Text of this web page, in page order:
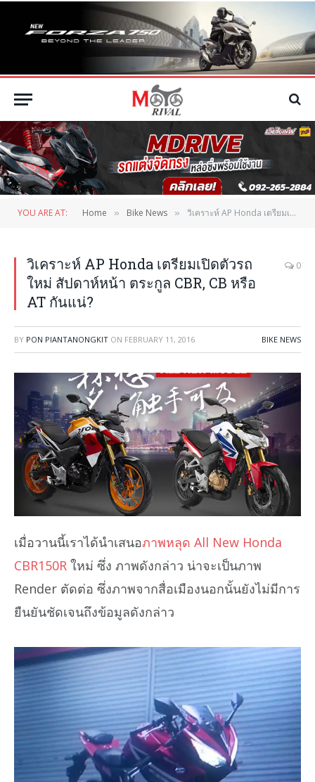
YOU ARE AT: Home » Bike News » วิเคราะห์ AP Honda เตรียมเปิดตัวรถใหม่ สัปดาห์หน้า ตระกูล CBR, CB หรือ AT กันแน่?
วิเคราะห์ AP Honda เตรียมเปิดตัวรถ
ใหม่ สัปดาห์หน้า ตระกูล CBR, CB หรือ
AT กันแน่?
0
BY PON PIANTANONGKIT ON FEBRUARY 11, 2016 BIKE NEWS
เมื่อวานนี้เราได้นำเสนอภาพหลุด All New Honda
CBR150R ใหม่ ซึ่ง ภาพดังกล่าว น่าจะเป็นภาพ
Render ตัดต่อ ซึ่งภาพจากสื่อเมืองนอกนั้นยังไม่มีการ
ยืนยันชัดเจนถึงข้อมูลดังกล่าว